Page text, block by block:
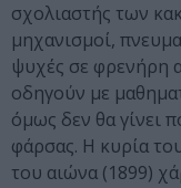
σχολιαστής των
μηχανισμοί,
ψυχές σε φρενήρη
οδηγούν με
όμως δεν θα γίνει
φάρσας. Η κυρία
του αιώνα (1899)